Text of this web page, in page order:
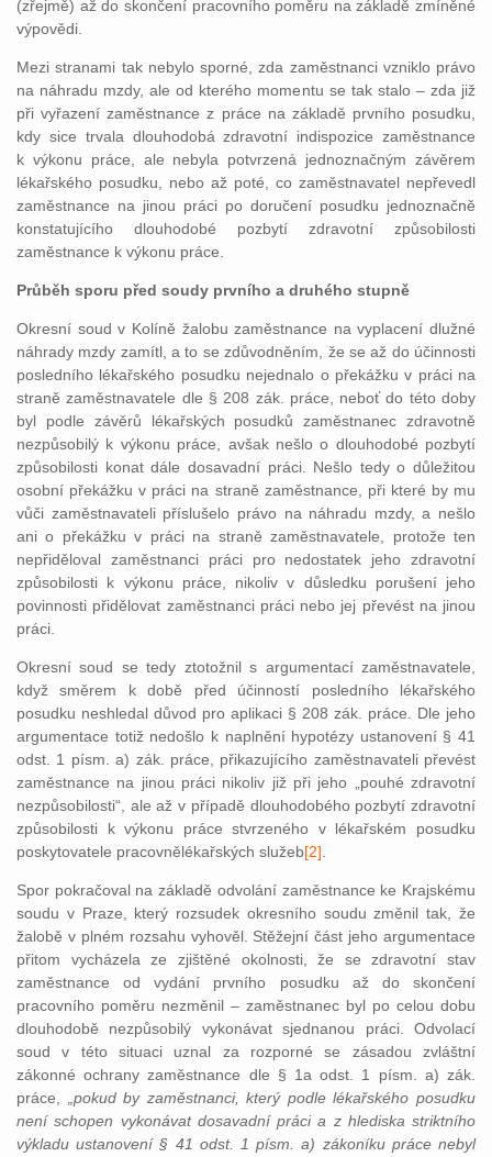
(zřejmě) až do skončení pracovního poměru na základě zmíněné
výpovědi.
Mezi stranami tak nebylo sporné, zda zaměstnanci vzniklo právo
na náhradu mzdy, ale od kterého momentu se tak stalo – zda již
při vyřazení zaměstnance z práce na základě prvního posudku,
kdy sice trvala dlouhodobá zdravotní indispozice zaměstnance
k výkonu práce, ale nebyla potvrzená jednoznačným závěrem
lékařského posudku, nebo až poté, co zaměstnavatel nepřevedl
zaměstnance na jinou práci po doručení posudku jednoznačně
konstatujícího dlouhodobé pozbytí zdravotní způsobilosti
zaměstnance k výkonu práce.
Průběh sporu před soudy prvního a druhého stupně
Okresní soud v Kolíně žalobu zaměstnance na vyplacení dlužné
náhrady mzdy zamítl, a to se zdůvodněním, že se až do účinnosti
posledního lékařského posudku nejednalo o překážku v práci na
straně zaměstnavatele dle § 208 zák. práce, neboť do této doby
byl podle závěrů lékařských posudků zaměstnanec zdravotně
nezpůsobilý k výkonu práce, avšak nešlo o dlouhodobé pozbytí
způsobilosti konat dále dosavadní práci. Nešlo tedy o důležitou
osobní překážku v práci na straně zaměstnance, při které by mu
vůči zaměstnavateli příslušelo právo na náhradu mzdy, a nešlo
ani o překážku v práci na straně zaměstnavatele, protože ten
nepřiděloval zaměstnanci práci pro nedostatek jeho zdravotní
způsobilosti k výkonu práce, nikoliv v důsledku porušení jeho
povinnosti přidělovat zaměstnanci práci nebo jej převést na jinou
práci.
Okresní soud se tedy ztotožnil s argumentací zaměstnavatele,
když směrem k době před účinností posledního lékařského
posudku neshledal důvod pro aplikaci § 208 zák. práce. Dle jeho
argumentace totiž nedošlo k naplnění hypotézy ustanovení § 41
odst. 1 písm. a) zák. práce, přikazujícího zaměstnavateli převést
zaměstnance na jinou práci nikoliv již při jeho „pouhé zdravotní
nezpůsobilosti“, ale až v případě dlouhodobého pozbytí zdravotní
způsobilosti k výkonu práce stvrzeného v lékařském posudku
poskytovatele pracovnělékařských služeb[2]
Spor pokračoval na základě odvolání zaměstnance ke Krajskému
soudu v Praze, který rozsudek okresního soudu změnil tak, že
žalobě v plném rozsahu vyhověl. Stěžejní část jeho argumentace
přitom vycházela ze zjištěné okolnosti, že se zdravotní stav
zaměstnance od vydání prvního posudku až do skončení
pracovního poměru nezměnil – zaměstnanec byl po celou dobu
dlouhodobě nezpůsobilý vykonávat sjednanou práci. Odvolací
soud v této situaci uznal za rozporné se zásadou zvláštní
zákonné ochrany zaměstnance dle § 1a odst. 1 písm. a) zák.
práce,
„pokud by zaměstnanci, který podle lékařského posudku
není schopen vykonávat dosavadní práci a z hlediska striktního
výkladu ustanovení § 41 odst. 1 písm. a) zákoníku práce nebyl